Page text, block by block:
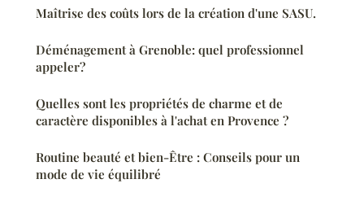
Maîtrise des coûts lors de la création d'une SASU.
Déménagement à Grenoble: quel professionnel
appeler?
Quelles sont les propriétés de charme et de
caractère disponibles à l'achat en Provence ?
Routine beauté et bien-Être : Conseils pour un
mode de vie équilibré